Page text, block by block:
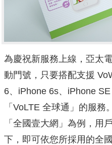
為慶祝新服務上線，亞太
動門號，只要搭配支援
6、iPhone 6s、iPhone
「VoLTE 全球通」的服
「全國壹大網」為例，用
下，即可依您所採用的全